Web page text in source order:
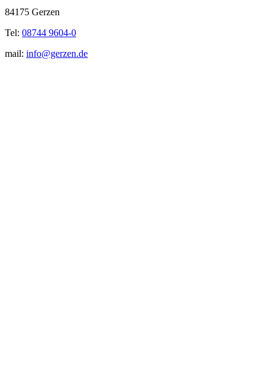
84175 Gerzen
Tel: 08744 9604-0
mail: info@gerzen.de